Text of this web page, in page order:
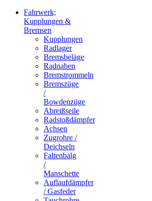
Fahrwerk;
Kupplungen &
Bremsen
Kupplungen
Radlager
Bremsbeläge
Radnaben
Bremstrommeln
Bremszüge
/
Bowdenzüge
Abreißseile
Radstoßdämpfer
Achsen
Zugrohre /
Deichseln
Faltenbalg
/
Manschette
Auflaufdämpfer
/ Gasfeder